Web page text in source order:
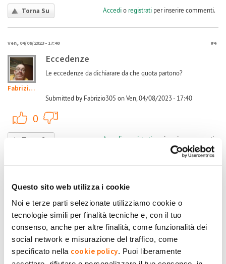
Questo sito web utilizza i cookie
Noi e terze parti selezionate utilizziamo cookie o
tecnologie simili per finalità tecniche e, con il tuo
consenso, anche per altre finalità, come funzionalità dei
social network e misurazione del traffico, come
specificato nella cookie policy . Puoi liberamente
Torna Su Accedio registratiper inserire commenti.
Ven, 04/08/2023 - 17:40 #4
Fabrizio305
Eccedenze
Le eccedenze da dichiarare da che quota partono?
Submitted by Fabrizio305 on Ven, 04/08/2023 - 17:40
0
Torna Su Accedio registratiper inserire commenti.
Alberto314
Non mi risulta che SSP debba
Non mi risulta che SSP debba dichiarare nulla
Mentre per RID bidogna dichiarare quanto incassato
nell'anno, le fatture sono sul sito GSE